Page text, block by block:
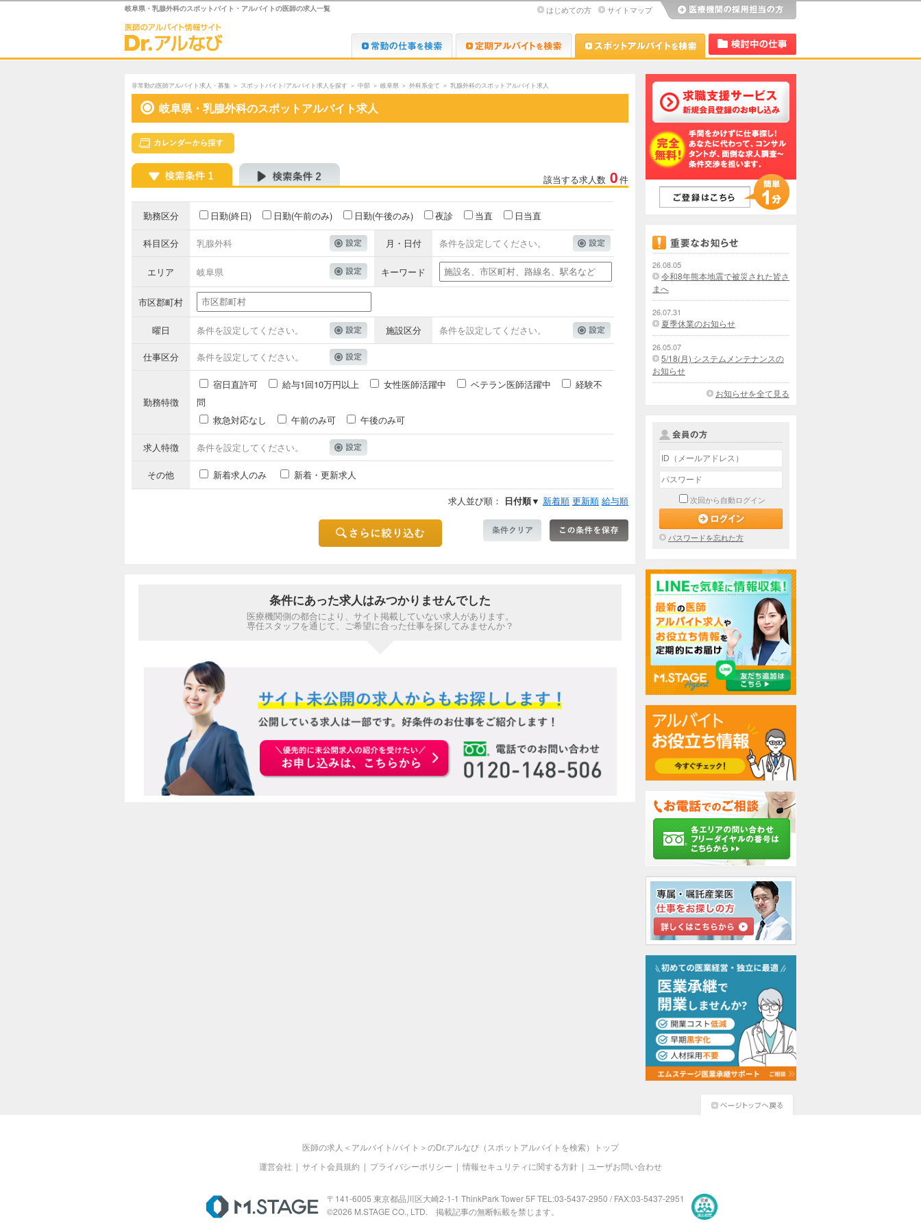
岐阜県・乳腺外科のスポットバイト・アルバイトの医師の求人一覧 はじめての方 サイトマップ
Dr.転職なび Dr.アルなび Dr.アルなび
非常勤の医師アルバイト求人・募集 ＞ スポットバイト/アルバイト求人を探す ＞ 中部 ＞ 岐阜県 ＞ 外科系全て ＞ 乳腺外科のスポットアルバイト求人
岐阜県・乳腺外科のスポットアルバイト求人
該当する求人数 0件
勤務区分 日勤(終日) 日勤(午前のみ) 日勤(午後のみ) 夜診 当直 日当直
科目区分 乳腺外科 月・日付 条件を設定してください。
エリア 岐阜県 キーワード
市区郡町村
曜日 条件を設定してください。 施設区分 条件を設定してください。
仕事区分 条件を設定してください。
勤務特徴
宿日直許可 給与1回10万円以上 女性医師活躍中 ベテラン医師活躍中
経験不
問
救急対応なし
午前のみ可 午後のみ可
求人特徴 条件を設定してください。
その他 新着求人のみ
新着・更新求人
求人並び順： 日付順▼ 新着順 更新順 給与順
条件にあった求人はみつかりませんでした
医療機関側の都合により、サイト掲載していない求人があります。
専任スタッフを通じて、ご希望に合った仕事を探してみませんか？
お申込みはこちらから
26.08.05
令和8年熊本地震で被災された皆さ
まへ
26.07.31
夏季休業のお知らせ
26.05.07
5/18(月) システムメンテナンスの
お知らせ
お知らせを全て見る
次回から自動ログイン
パスワードを忘れた方
医師の求人＜アルバイト/バイト＞のDr.アルなび（スポットアルバイトを検索）トップ
運営会社 | サイト会員規約 | プライバシーポリシー | 情報セキュリティに関する方針 | ユーザお問い合わせ
M.STAGE
〒141-6005 東京都品川区大崎2-1-1 ThinkPark Tower 5F TEL:03-5437-2950 / FAX:03-5437-2951
©2026 M.STAGE CO., LTD. 掲載記事の無断転載を禁じます。